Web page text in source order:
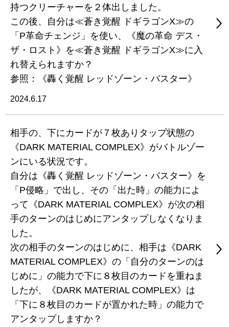
持つクリーチャーを２体出しました。
この後、自分は≪蒼き覚醒 ドギラゴンX≫の
「P革命チェンジ」を使い、《魔の革命 デス・
ザ・ロスト》を≪蒼き覚醒 ドギラゴンX≫に入
れ替えられますか？
参照：《轟く覚醒 レッドゾーン・バスター》
2024.6.17
相手の、下にカードが７枚ありタップ状態の
《DARK MATERIAL COMPLEX》がバトルゾー
ンにいる状況です。
自分は《轟く覚醒 レッドゾーン・バスター》を
「P侵略」で出し、その「出た時」の能力によ
って《DARK MATERIAL COMPLEX》が次の相
手のターンのはじめにアンタップしなくなりま
した。
次の相手のターンのはじめに、相手は《DARK
MATERIAL COMPLEX》の「自分のターンのは
じめに」の能力で下に８枚目のカードを重ねま
したが、《DARK MATERIAL COMPLEX》は
「下に８枚目のカードが置かれた時」の能力で
アンタップしますか？